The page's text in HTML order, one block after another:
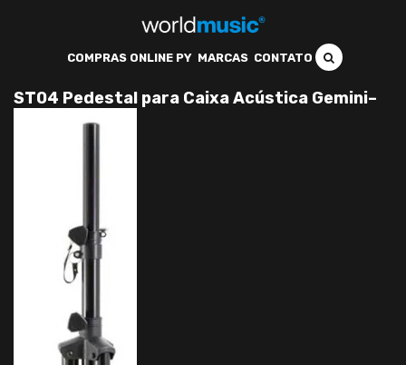
COMPRAS ONLINE PY MARCAS CONTATO
ST04 Pedestal para Caixa Acústica Gemini–